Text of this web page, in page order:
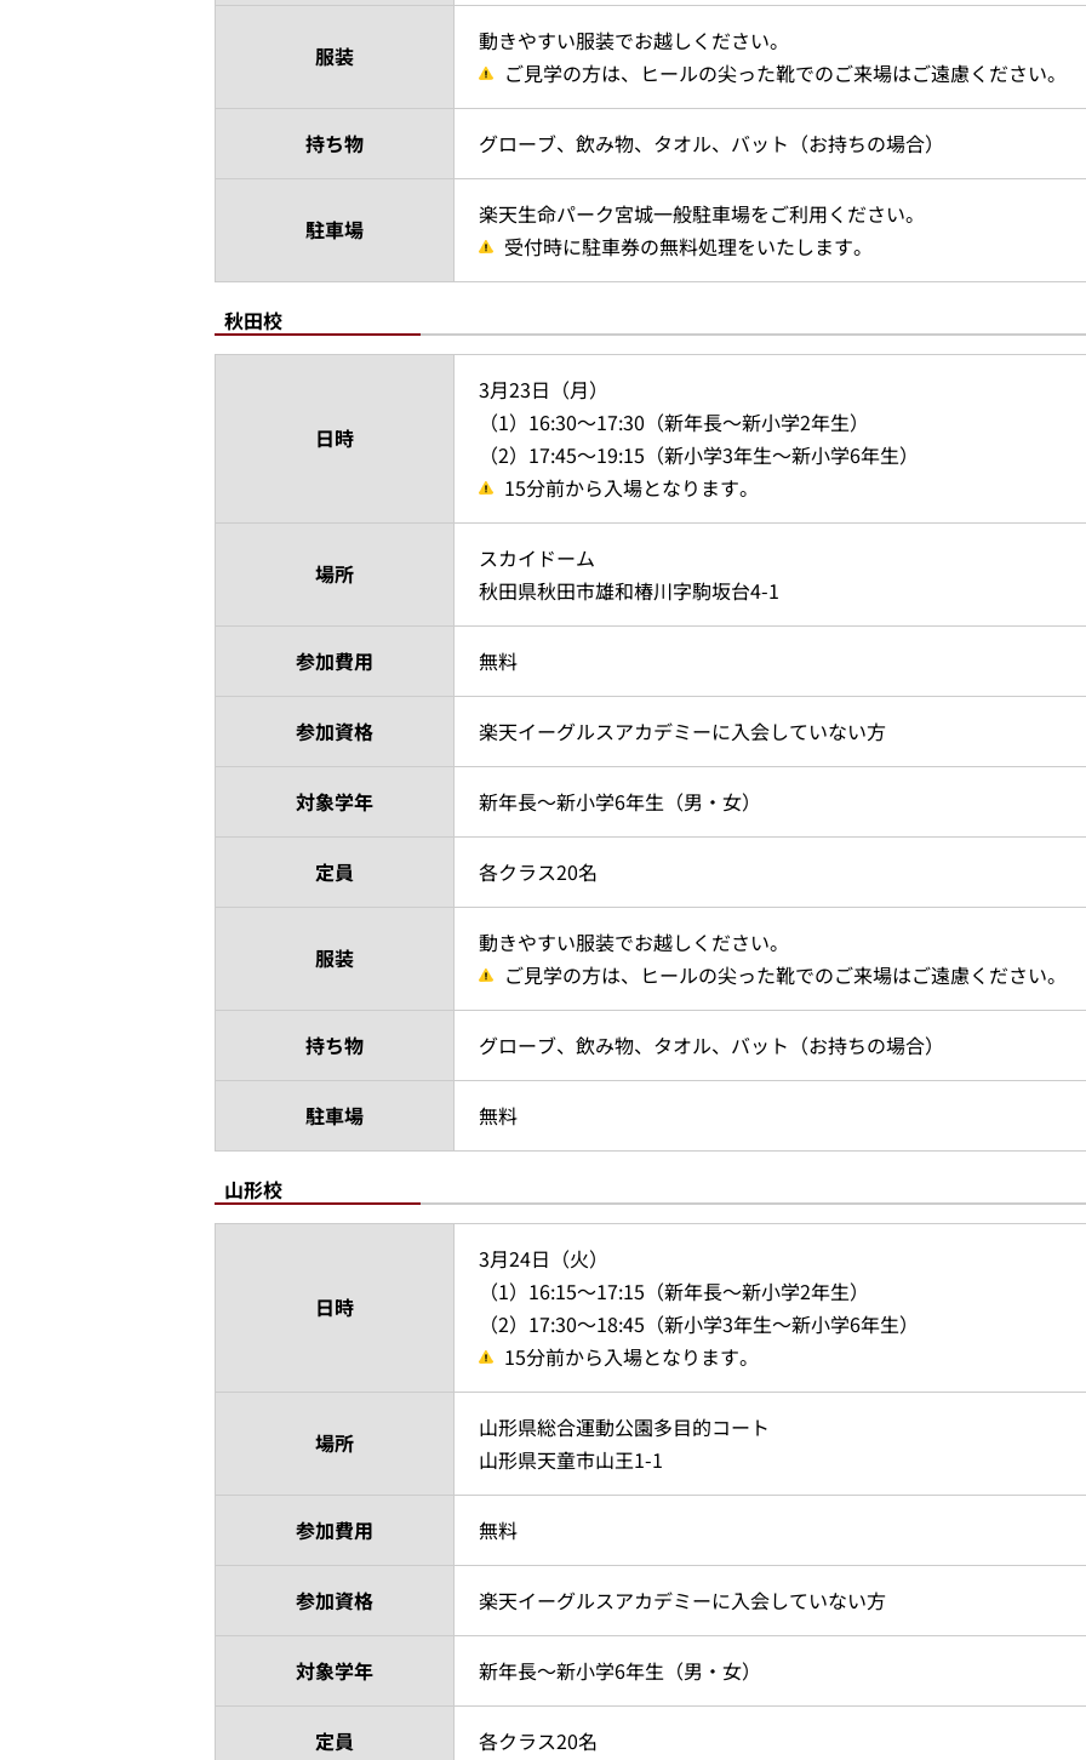
服装
動きやすい服装でお越しください。
ご見学の方は、ヒールの尖った靴でのご来場はご遠慮ください。
持ち物 グローブ、飲み物、タオル、バット（お持ちの場合）
駐車場
楽天生命パーク宮城一般駐車場をご利用ください。
受付時に駐車券の無料処理をいたします。
秋田校
日時
3月23日（月）
（1）16:30～17:30（新年長～新小学2年生）
（2）17:45～19:15（新小学3年生～新小学6年生）
15分前から入場となります。
場所
スカイドーム
秋田県秋田市雄和椿川字駒坂台4-1
参加費用 無料
参加資格 楽天イーグルスアカデミーに入会していない方
対象学年 新年長～新小学6年生（男・女）
定員 各クラス20名
服装
動きやすい服装でお越しください。
ご見学の方は、ヒールの尖った靴でのご来場はご遠慮ください。
持ち物 グローブ、飲み物、タオル、バット（お持ちの場合）
駐車場 無料
山形校
日時
3月24日（火）
（1）16:15～17:15（新年長～新小学2年生）
（2）17:30～18:45（新小学3年生～新小学6年生）
15分前から入場となります。
場所
山形県総合運動公園多目的コート
山形県天童市山王1-1
参加費用 無料
参加資格 楽天イーグルスアカデミーに入会していない方
対象学年 新年長～新小学6年生（男・女）
定員 各クラス20名